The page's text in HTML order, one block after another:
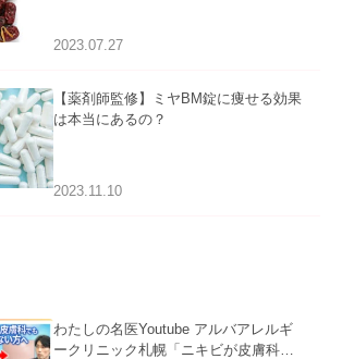
2023.07.27
【薬剤師監修】ミヤBM錠に痩せる効果
は本当にあるの？
2023.11.10
わたしの名医Youtube アルバアレルギ
ークリニック札幌「ニキビが皮膚科で